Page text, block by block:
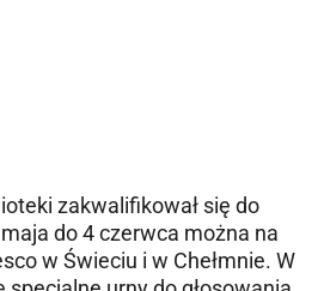
zakwalifikował się do
do 4 czerwca można na
w Świeciu i w Chełmnie. W